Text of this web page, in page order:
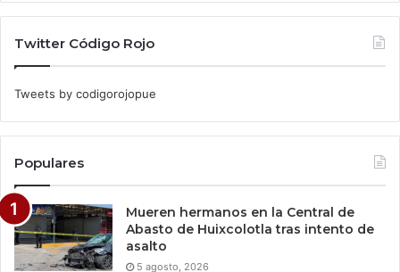
Twitter Código Rojo
Tweets by codigorojopue
Populares
Mueren hermanos en la Central de
Abasto de Huixcolotla tras intento de
asalto
5 agosto, 2026